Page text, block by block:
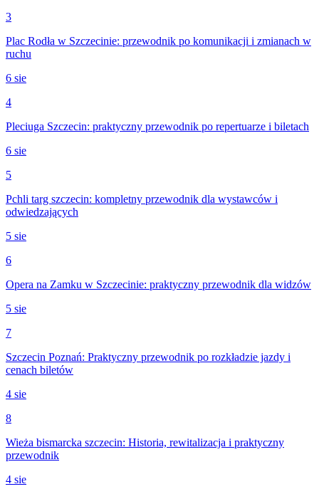
3
Plac Rodła w Szczecinie: przewodnik po komunikacji i zmianach w
ruchu
6 sie
4
Pleciuga Szczecin: praktyczny przewodnik po repertuarze i biletach
6 sie
5
Pchli targ szczecin: kompletny przewodnik dla wystawców i
odwiedzających
5 sie
6
Opera na Zamku w Szczecinie: praktyczny przewodnik dla widzów
5 sie
7
Szczecin Poznań: Praktyczny przewodnik po rozkładzie jazdy i
cenach biletów
4 sie
8
Wieża bismarcka szczecin: Historia, rewitalizacja i praktyczny
przewodnik
4 sie